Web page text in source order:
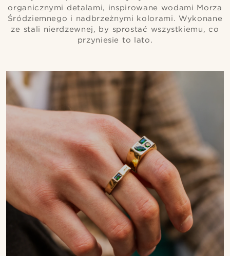
organicznymi detalami, inspirowane wodami Morza
Śródziemnego i nadbrzeżnymi kolorami. Wykonane
ze stali nierdzewnej, by sprostać wszystkiemu, co
przyniesie to lato.